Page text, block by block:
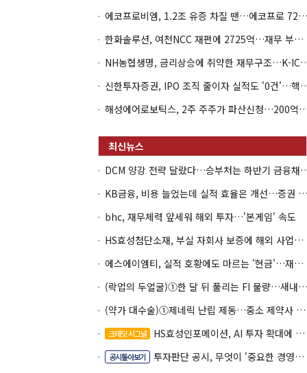
에코프로비엠, 1.2조 유증 차질 땐…에코프로 7270억 '독박'
한화솔루션, 여천NCC 재편에 2725억…재무 부담 커지나
NH농협생명, 금리상승에 취
신한투자증권, IPO 조직 줄
해성에어로보틱스, 2주 주주가 파산
DCM 양강 전략 달랐다
KB금융, 비용 늘었는데 실적 효율은 개선…증권 호황 효과
bhc, 재무체력 앞세워 해외 투자…'본게임' 속도
HS효성첨단소재, 부실 자회사 보증에 해외 사업까지…부담 '가중'
에스에이엠티, 실적 호황에도 마르는 '현금'…재고·달러빚 부담 확대
(락업의 두얼굴)①한 달 뒤 풀리는 FI 물량…새내기주 오버행 경계
(약가 대수술)①제네릭 난립 제동…중소 제약사 수익성 비상
크레딧 시그널 HS효성인포메이션, AI 투자 확대에 실적 체력 강화
공시톺아보기 투자판단 공시, 무엇이 '중요한 경영사항'일까